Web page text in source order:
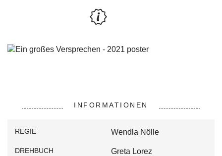
INFORMATIONEN
REGIE Wendla Nölle
DREHBUCH Greta Lorez